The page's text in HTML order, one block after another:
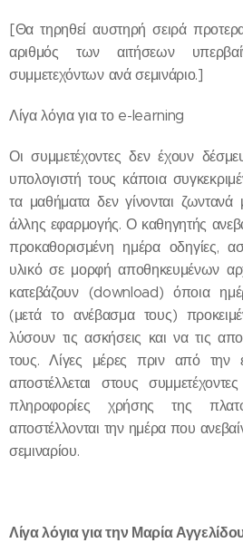
[Θα τηρηθεί αυστηρή σειρά
αριθμός των αιτήσεων
συμμετεχόντων ανά σεμινάριο.]
Λίγα λόγια για το e-learning
Οι συμμετέχοντες δεν έχουν
υπολογιστή τους κάποια
τα μαθήματα δεν γίνονται
άλλης εφαρμογής. Ο καθηγητής
προκαθορισμένη ημέρα οδηγίες,
υλικό σε μορφή αποθηκευμένων
κατεβάζουν (download) όποια
(μετά το ανέβασμα τους)
λύσουν τις ασκήσεις και να τις
τους. Λίγες μέρες πριν από την
αποστέλλεται στους
πληροφορίες χρήσης της
αποστέλλονται την ημέρα που
σεμιναρίου.
Λίγα λόγια για την Μαρία